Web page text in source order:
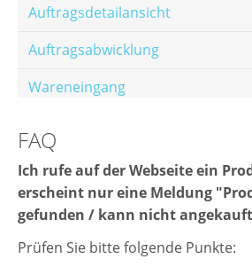
Auftragsdetailansicht
Auftragsabwicklung
Wareneingang
E-Mail-Templates
Automatische Preisberechnung
FAQ
Ich rufe auf der Webseite ein
erscheint nur eine Meldung
gefunden / kann nicht
Prüfen Sie bitte folgende Punkte: